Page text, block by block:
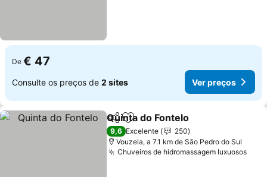
De € 47
Consulte os preços de 2 sites Ver preços
PartilharAdicionar aos favoritos
Quinta do Fontelo
9,6 Excelente
250
Vouzela, a 7.1 km de São Pedro do Sul
Chuveiros de hidromassagem luxuososVer